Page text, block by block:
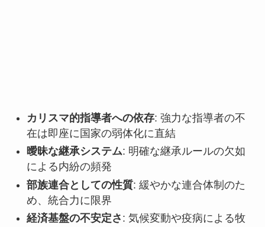
カリスマ的指導者への依存: 強力な指導者の不
在は即座に国家の弱体化に直結
曖昧な継承システム: 明確な継承ルールの欠如
による内紛の頻発
部族連合としての性質: 緩やかな連合体制のた
め、統合力に限界
経済基盤の不安定さ : 気候変動や疫病による牧